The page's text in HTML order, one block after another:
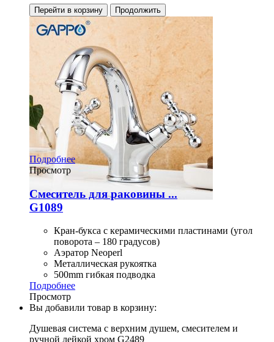
Перейти в корзину Продолжить
Подробнее
Просмотр
Смеситель для раковины ...
G1089
Кран-букса с керамическими пластинами (угол
поворота – 180 градусов)
Аэратор Neoperl
Металлическая рукоятка
500mm гибкая подводка
Подробнее
Просмотр
Вы добавили товар в корзину:
Душевая система с верхним душем, смесителем и
ручной лейкой хром G2489